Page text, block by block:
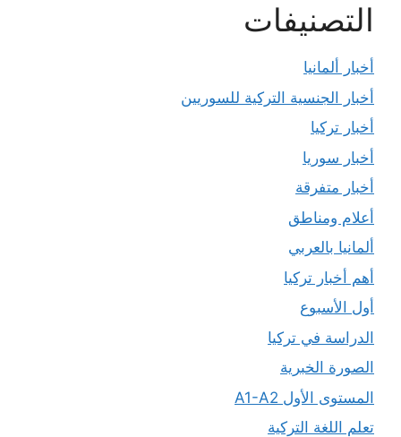
التصنيفات
أخبار ألمانيا
أخبار الجنسية التركية للسوريين
أخبار تركيا
أخبار سوريا
أخبار متفرقة
أعلام ومناطق
ألمانيا بالعربي
أهم أخبار تركيا
أول الأسبوع
الدراسة في تركيا
الصورة الخبرية
المستوى الأول A1-A2
تعلم اللغة التركية